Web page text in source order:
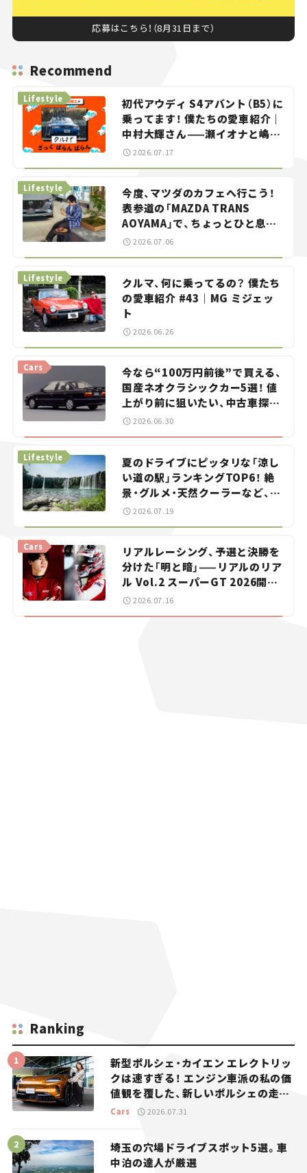
応募はこちら！（8月31日まで）
Recommend
初代アウディ S4アバント（B5）に
乗ってます！ 僕たちの愛車紹介｜
中村大輝さん——瀬イオナと嶋田
智之の「クルマでざっくばらんば
Lifestyle
2026.07.17
今度、マツダのカフェへ行こう！
表参道の「MAZDA TRANS
AOYAMA」で、ちょっとひと息。
——連載｜CCGとクルマでどうす
る？＜第13回＞
Lifestyle
2026.07.06
クルマ、何に乗ってるの？ 僕たち
の愛車紹介 #43｜MG ミジェッ
ト
Lifestyle
2026.06.26
今なら“100万円前後”で買える、
国産ネオクラシックカー5選！ 値
上がり前に狙いたい、中古車探し
をお手伝い――ちょっとイケてるマ
イカー選び #02
Cars
2026.06.30
夏のドライブにピッタリな「涼し
い道の駅」ランキングTOP6！ 絶
景・グルメ・天然クーラーなど、避
暑におすすめのスポットを紹介
Lifestyle
2026.07.19
リアルレーシング、予選と決勝を
分けた「明と暗」——リアルのリア
ル Vol.2 スーパーGT 2026開幕
戦 岡山国際サーキット
Cars
2026.07.16
Ranking
新型ポルシェ・カイエン エレクトリッ
クは速すぎる！ エンジン車派の私の価
値観を覆した、新しいポルシェの走
り。
Cars 2026.07.31
埼玉の穴場ドライブスポット5選。車
中泊の達人が厳選